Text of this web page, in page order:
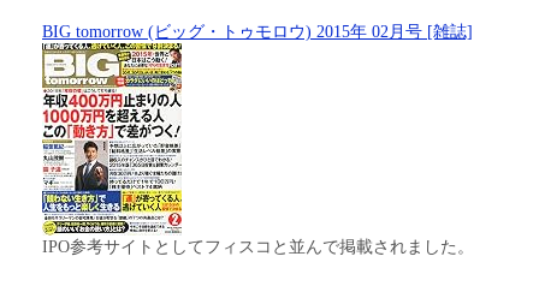
BIG tomorrow (ビッグ・トゥモロウ) 2015年 02月号 [雑誌]
IPO参考サイトとしてフィスコと並んで掲載されました。